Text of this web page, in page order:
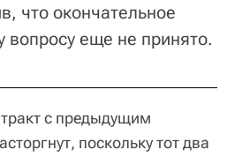
что окончательное
вопросу еще не принято.
с предыдущим
поскольку тот два